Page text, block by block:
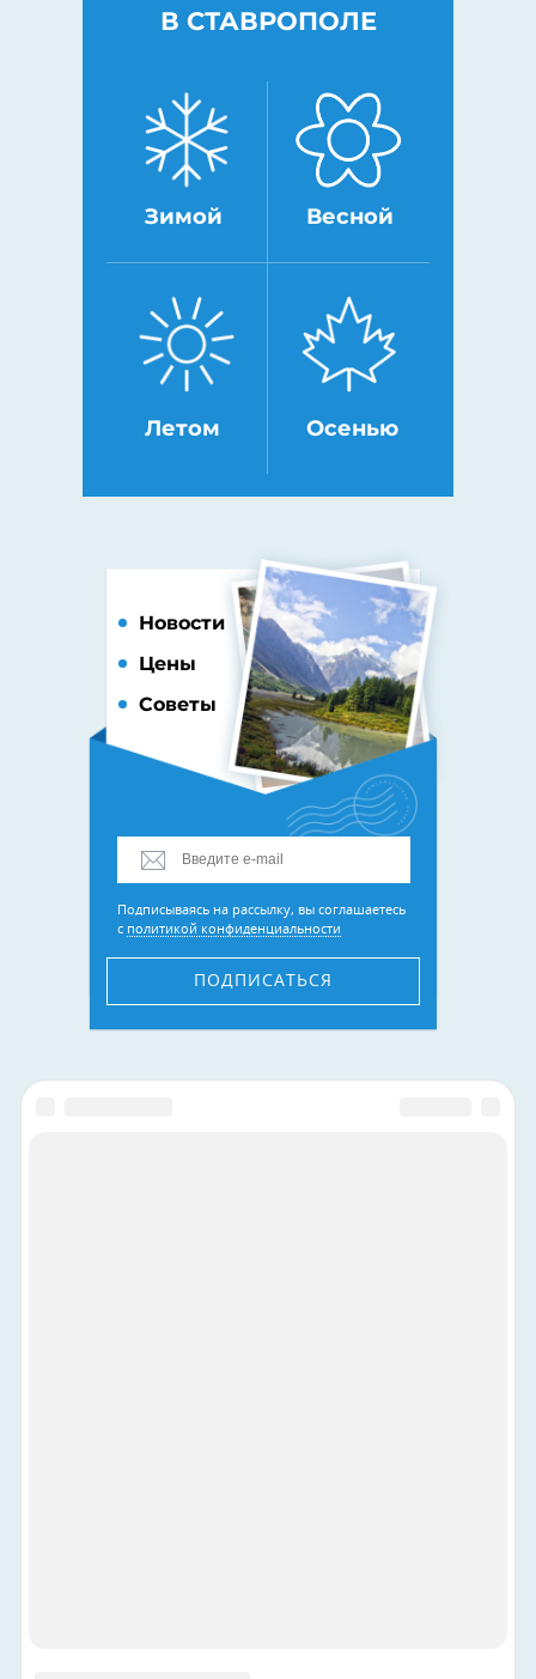
В СТАВРОПОЛЕ
Зимой Весной
Летом Осенью
Новости
Цены
Советы
Подписываясь на рассылку, вы соглашаетесь
с политикой конфиденциальности
ПОДПИСАТЬСЯ